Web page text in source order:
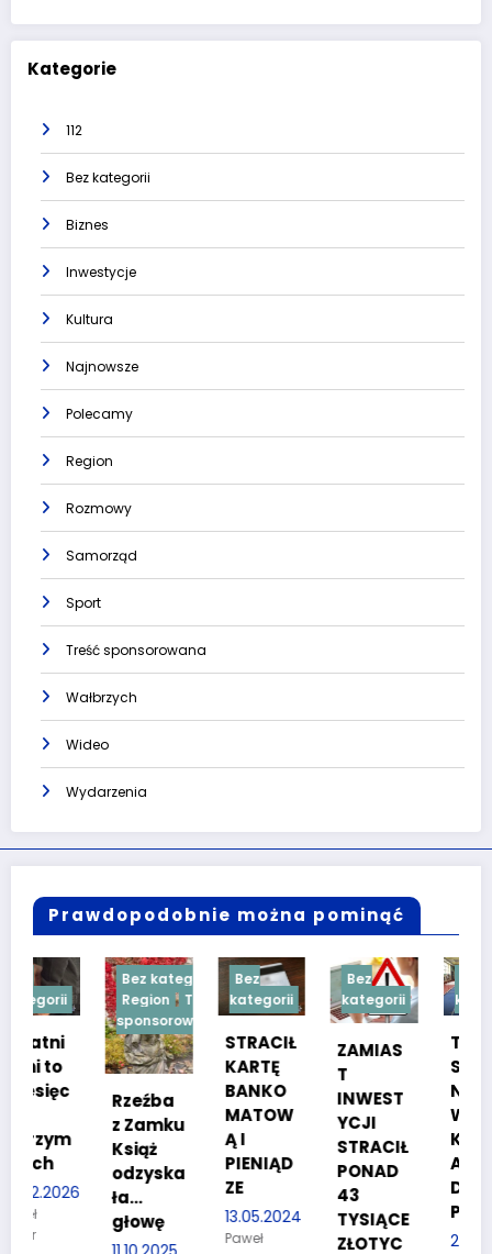
Kategorie
112
Bez kategorii
Biznes
Inwestycje
Kultura
Najnowsze
Polecamy
Region
Rozmowy
Samorząd
Sport
Treść sponsorowana
Wałbrzych
Wideo
Wydarzenia
Prawdopodobnie można pominąć
Bez kategorii
Region
Treść
sponsorowana
Rzeźba
z Zamku
Książ
odzyska
ła…
Bez
kategorii
STRACIŁ
KARTĘ
BANKO
MATOW
Ą I
PIENIĄD
13.05.2024
Bez
kategorii
ZAMIAS
T
INWEST
YCJI
STRACIŁ
PONAD
TYSIĄCE
Bez
kategorii
TESTY
NOŚCIO
KANDYD
ATÓW
POLICJI
27.03.2024